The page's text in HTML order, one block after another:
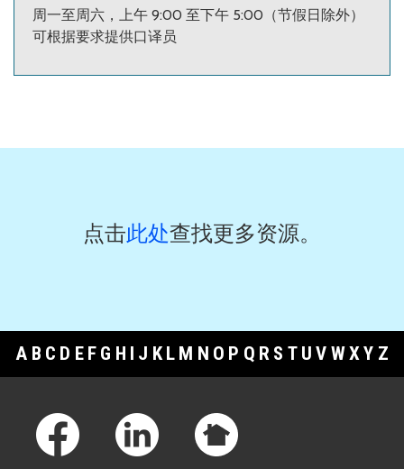
周一至周六，上午 9:00 至下午 5:00（节假日除外）
可根据要求提供口译员
点击此处查找更多资源。
A B C D E F G H I J K L M N O P Q R S T U V WXY Z